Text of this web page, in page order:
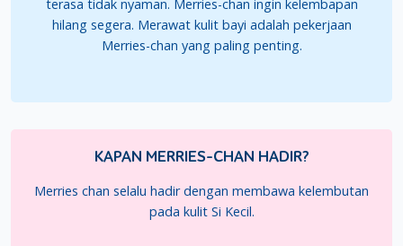
terasa tidak nyaman. Merries-chan ingin kelembapan
hilang segera. Merawat kulit bayi adalah pekerjaan
Merries-chan yang paling penting.
KAPAN MERRIES-CHAN HADIR?
Merries chan selalu hadir dengan membawa kelembutan
pada kulit Si Kecil.